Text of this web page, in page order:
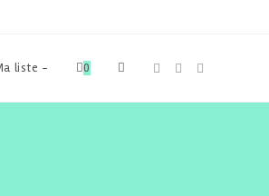
liste - 0 Toggle